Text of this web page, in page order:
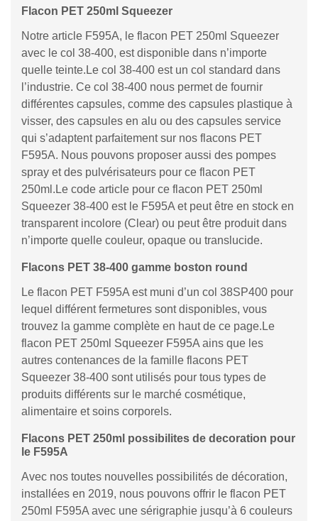
Flacon PET 250ml Squeezer
Notre article F595A, le flacon PET 250ml Squeezer
avec le col 38-400, est disponible dans n’importe
quelle teinte.Le col 38-400 est un col standard dans
l’industrie. Ce col 38-400 nous permet de fournir
différentes capsules, comme des capsules plastique à
visser, des capsules en alu ou des capsules service
qui s’adaptent parfaitement sur nos flacons PET
F595A. Nous pouvons proposer aussi des pompes
spray et des pulvérisateurs pour ce flacon PET
250ml.Le code article pour ce flacon PET 250ml
Squeezer 38-400 est le F595A et peut être en stock en
transparent incolore (Clear) ou peut être produit dans
n’importe quelle couleur, opaque ou translucide.
Flacons PET 38-400 gamme boston round
Le flacon PET F595A est muni d’un col 38SP400 pour
lequel différent fermetures sont disponibles, vous
trouvez la gamme complète en haut de ce page.Le
flacon PET 250ml Squeezer F595A ains que les
autres contenances de la famille flacons PET
Squeezer 38-400 sont utilisés pour tous types de
produits différents sur le marché cosmétique,
alimentaire et soins corporels.
Flacons PET 250ml possibilites de decoration pour
le F595A
Avec nos toutes nouvelles possibilités de décoration,
installées en 2019, nous pouvons offrir le flacon PET
250ml F595A avec une sérigraphie jusqu’à 6 couleurs